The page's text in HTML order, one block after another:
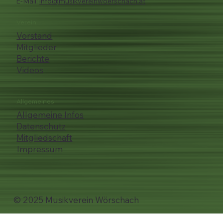
Vorstand
Mitglieder
Berichte
Videos
Allgemeines
Allgemeine Infos
Datenschutz
Mitgliedschaft
Impressum
© 2025 Musikverein Wörschach